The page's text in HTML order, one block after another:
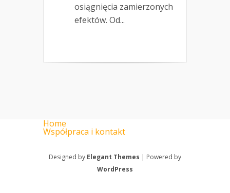
osiągnięcia zamierzonych
efektów. Od...
Home
Współpraca i kontakt
Designed by Elegant Themes | Powered by
WordPress